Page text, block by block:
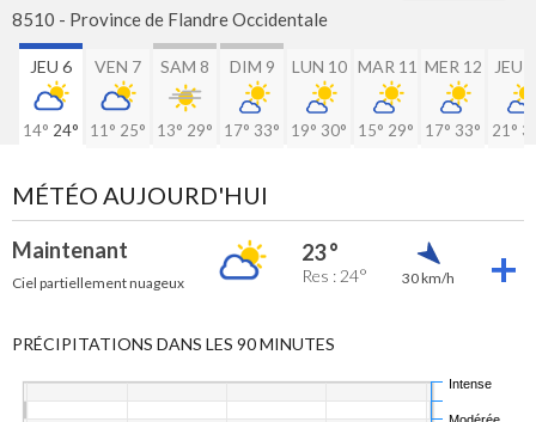
8510 - Province de Flandre Occidentale
JEU 6
14° 24°
VEN 7
11° 25°
SAM 8
13° 29°
DIM 9
17° 33°
LUN 10
19° 30°
MAR 11
15° 29°
MER 12
17° 33°
JEU
21°
MÉTÉO AUJOURD'HUI
Maintenant
Ciel partiellement nuageux
23 °
Res : 24° 30 km/h
PRÉCIPITATIONS DANS LES 90 MINUTES
Intense